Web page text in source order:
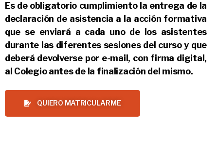
Es de obligatorio cumplimiento la entrega de la
declaración de asistencia a la acción formativa
que se enviará a cada uno de los asistentes
durante las diferentes sesiones del curso y que
deberá devolverse por e-mail, con firma digital,
al Colegio antes de la finalización del mismo.
QUIERO MATRICULARME